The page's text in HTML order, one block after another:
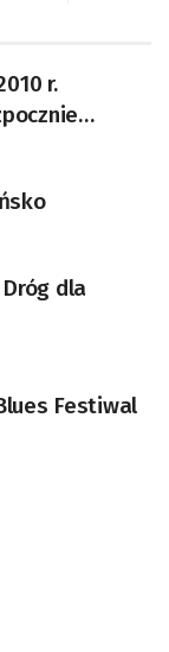
r.
dla
Festiwal